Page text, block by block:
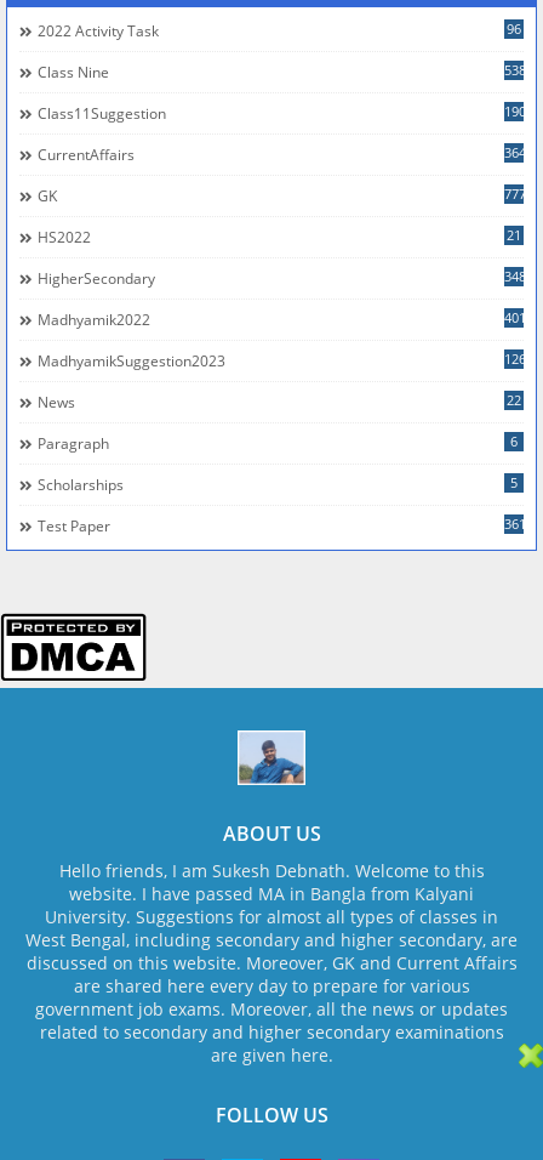
2022 Activity Task 96
Class Nine 538
Class11Suggestion 190
CurrentAffairs 364
GK 777
HS2022 21
HigherSecondary 348
Madhyamik2022 401
MadhyamikSuggestion2023 126
News 22
Paragraph 6
Scholarships 5
Test Paper 361
ABOUT US
Hello friends, I am Sukesh Debnath. Welcome to this
website. I have passed MA in Bangla from Kalyani
University. Suggestions for almost all types of classes in
West Bengal, including secondary and higher secondary, are
discussed on this website. Moreover, GK and Current Affairs
are shared here every day to prepare for various
government job exams. Moreover, all the news or updates
related to secondary and higher secondary examinations
are given here.
FOLLOW US